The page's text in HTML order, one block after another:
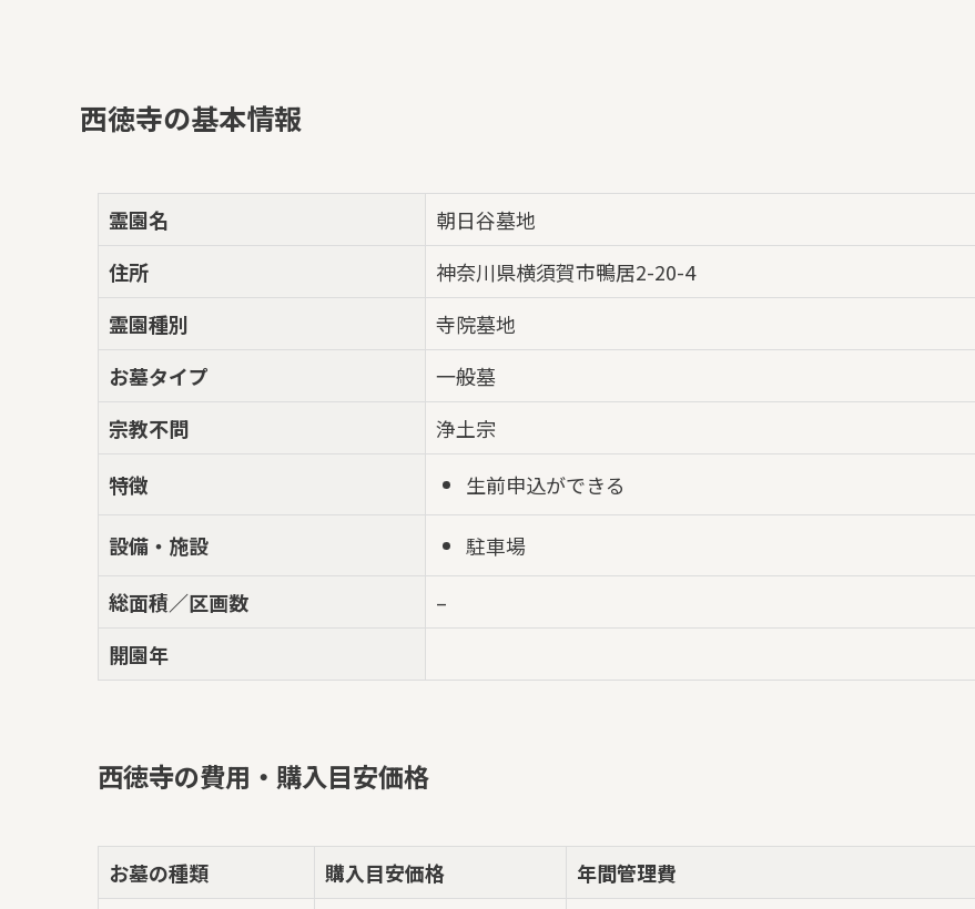
西徳寺の基本情報
霊園名
朝日谷墓地
住所
神奈川県横須賀市鴨居2-20-4
霊園種別
寺院墓地
お墓タイプ
一般墓
宗教不問
浄土宗
特徴
生前申込ができる
設備・施設
駐車場
総面積／区画数
–
開園年
西徳寺の費用・購入目安価格
お墓の種類 購入目安価格
年間管理費